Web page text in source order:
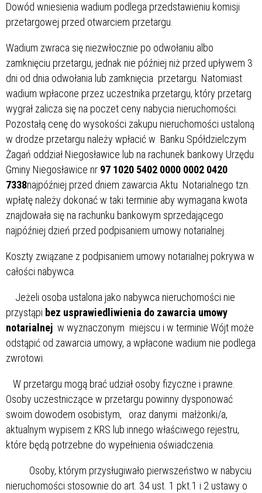
Dowód wniesienia wadium podlega przedstawieniu komisji
przetargowej przed otwarciem przetargu.
Wadium zwraca się niezwłocznie po odwołaniu albo
zamknięciu przetargu, jednak nie później niż przed upływem 3
dni od dnia odwołania lub zamknięcia przetargu. Natomiast
wadium wpłacone przez uczestnika przetargu, który przetarg
wygrał zalicza się na poczet ceny nabycia nieruchomości.
Pozostałą cenę do wysokości zakupu nieruchomości ustaloną
w drodze przetargu należy wpłacić w Banku Spółdzielczym
Żagań oddział Niegosławice lub na rachunek bankowy Urzędu
Gminy Niegosławice nr 97 1020 5402 0000 0002 0420
7338najpóźniej przed dniem zawarcia Aktu Notarialnego tzn.
wpłatę należy dokonać w taki terminie aby wymagana kwota
znajdowała się na rachunku bankowym sprzedającego
najpóźniej dzień przed podpisaniem umowy notarialnej.
Koszty związane z podpisaniem umowy notarialnej pokrywa w
całości nabywca.
Jeżeli osoba ustalona jako nabywca nieruchomości nie
przystąpi bez usprawiedliwienia do zawarcia umowy
notarialnej w wyznaczonym miejscu i w terminie Wójt może
odstąpić od zawarcia umowy, a wpłacone wadium nie podlega
zwrotowi.
W przetargu mogą brać udział osoby fizyczne i prawne.
Osoby uczestniczące w przetargu powinny dysponować
swoim dowodem osobistym, oraz danymi małżonki/a,
aktualnym wypisem z KRS lub innego właściwego rejestru,
które będą potrzebne do wypełnienia oświadczenia.
Osoby, którym przysługiwało pierwszeństwo w nabyciu
nieruchomości stosownie do art. 34 ust. 1 pkt.1 i 2 ustawy o